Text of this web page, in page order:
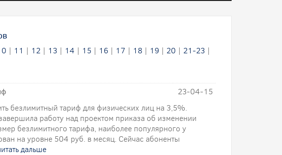
| 11 | 12| 13 | 14 | 15 | 16| 17 | 18| 19| 20 | 21-23 |
23-04-15
безлимитный тариф для физических лиц на 3,5%.
работу над проектом приказа об изменении
безлимитного тарифа, наиболее популярного у
на уровне 504 руб. в месяц. Сейчас абоненты
дальше